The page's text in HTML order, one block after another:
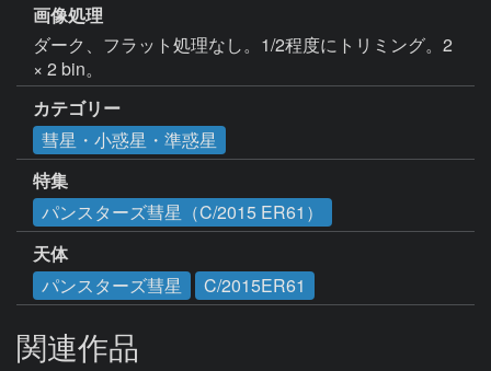
画像処理
ダーク、フラット処理なし。1/2程度にトリミング。2
× 2 bin。
カテゴリー
彗星・小惑星・準惑星
特集
パンスターズ彗星（C/2015 ER61）
天体
パンスターズ彗星
C/2015ER61
関連作品